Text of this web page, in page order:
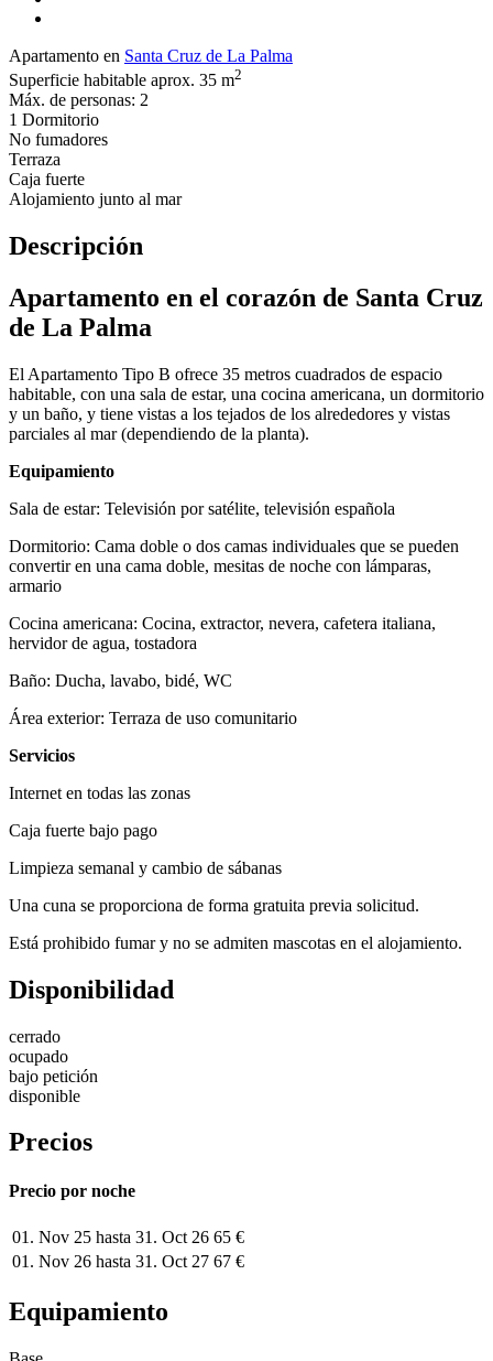
Apartamento en Santa Cruz de La Palma
Superficie habitable aprox. 35 m2
Máx. de personas: 2
1 Dormitorio
No fumadores
Terraza
Caja fuerte
Alojamiento junto al mar
Descripción
Apartamento en el corazón de Santa Cruz
de La Palma
El Apartamento Tipo B ofrece 35 metros cuadrados de espacio
habitable, con una sala de estar, una cocina americana, un dormitorio
y un baño, y tiene vistas a los tejados de los alrededores y vistas
parciales al mar (dependiendo de la planta).
Equipamiento
Sala de estar: Televisión por satélite, televisión española
Dormitorio: Cama doble o dos camas individuales que se pueden
convertir en una cama doble, mesitas de noche con lámparas,
armario
Cocina americana: Cocina, extractor, nevera, cafetera italiana,
hervidor de agua, tostadora
Baño: Ducha, lavabo, bidé, WC
Área exterior: Terraza de uso comunitario
Servicios
Internet en todas las zonas
Caja fuerte bajo pago
Limpieza semanal y cambio de sábanas
Una cuna se proporciona de forma gratuita previa solicitud.
Está prohibido fumar y no se admiten mascotas en el alojamiento.
Disponibilidad
cerrado
ocupado
bajo petición
disponible
Precios
Precio por noche
01. Nov 25 hasta 31. Oct 26 65 €
01. Nov 26 hasta 31. Oct 27 67 €
Equipamiento